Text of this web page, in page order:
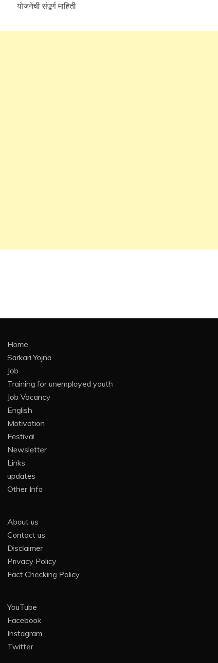
योजनेची संपूर्ण माहिती
Home
Sarkari Yojna
Job
Training for unemployed youth
Job Vacancy
English
Motivation
Festival
Newsletter
Links
updates
Other Info
About us
Contact us
Disclaimer
Privacy Policy
Fact Checking Policy
YouTube
Facebook
Instagram
Twitter